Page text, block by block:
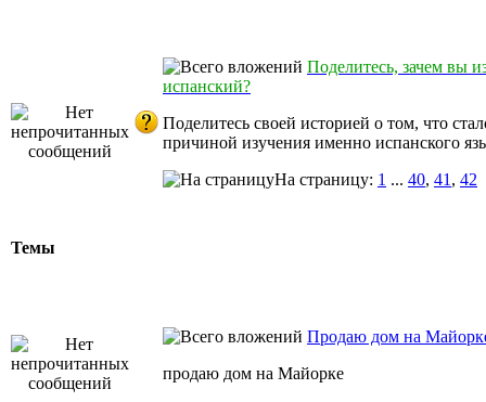
Поделитесь, зачем вы
испанский?
Поделитесь своей историей о том, что
причиной изучения именно испанского
На страницу: 1 ... 40, 41 , 42
Темы
Продаю дом на
продаю дом на Майорке